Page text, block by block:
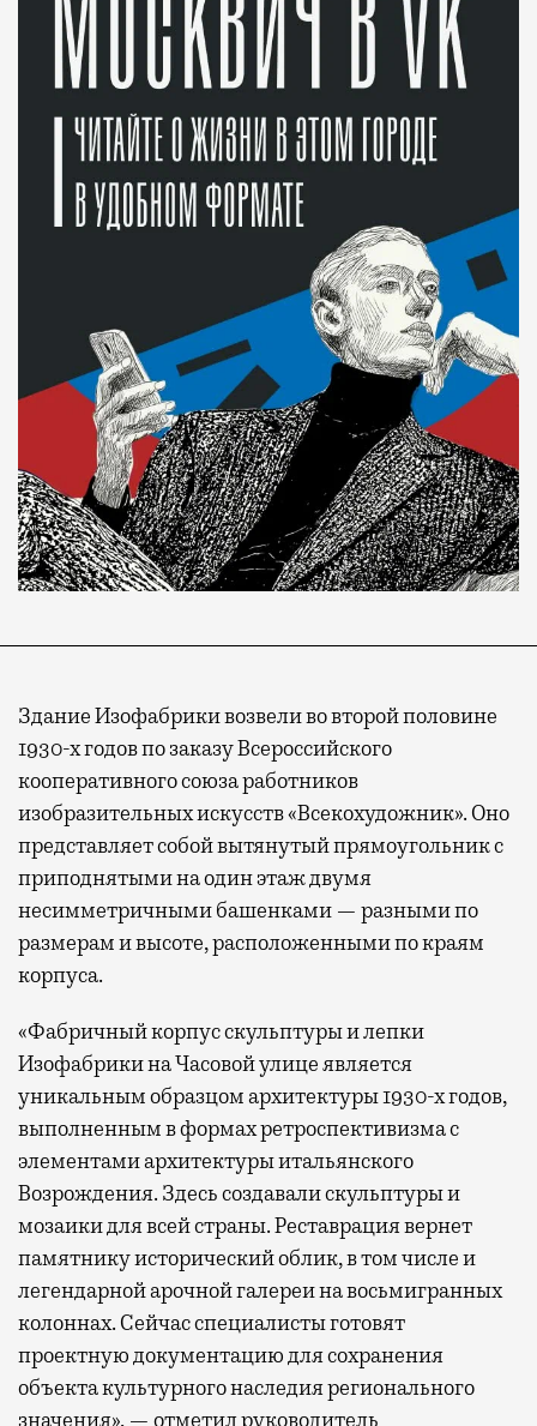
Здание Изофабрики возвели во второй половине
1930-х годов по заказу Всероссийского
кооперативного союза работников
изобразительных искусств «Всекохудожник». Оно
представляет собой вытянутый прямоугольник с
приподнятыми на один этаж двумя
несимметричными башенками — разными по
размерам и высоте, расположенными по краям
корпуса.
«Фабричный корпус скульптуры и лепки
Изофабрики на Часовой улице является
уникальным образцом архитектуры 1930-х годов,
выполненным в формах ретроспективизма с
элементами архитектуры итальянского
Возрождения. Здесь создавали скульптуры и
мозаики для всей страны. Реставрация вернет
памятнику исторический облик, в том числе и
легендарной арочной галереи на восьмигранных
колоннах. Сейчас специалисты готовят
проектную документацию для сохранения
объекта культурного наследия регионального
значения», — отметил руководитель